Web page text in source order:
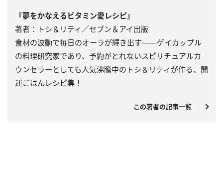
『夢をかなえるビタミン愛レシピ』
著者：トシ＆リティ／セブン＆アイ出版
食材の波動で毎日のオーラが輝き出す――ゲイカップル
の料理研究家であり、予約がとれないスピリチュアルカ
ウンセラーとしても人気沸騰中のトシ＆リティが作る、開
運ごはんレシピ集！
この著者の記事一覧